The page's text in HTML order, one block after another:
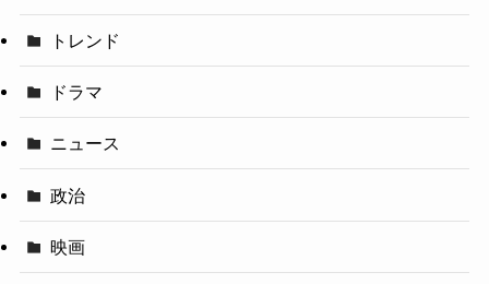
トレンド
ドラマ
ニュース
政治
映画